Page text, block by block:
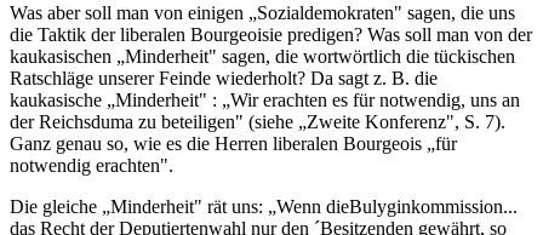
Was aber soll man von einigen „Sozialdemokraten" sagen, die uns
die Taktik der liberalen Bourgeoisie predigen? Was soll man von der
kaukasischen „Minderheit" sagen, die wortwörtlich die tückischen
Ratschläge unserer Feinde wiederholt? Da sagt z. B. die
kaukasische „Minderheit" : „Wir erachten es für notwendig, uns an
der Reichsduma zu beteiligen" (siehe „Zweite Konferenz", S. 7).
Ganz genau so, wie es die Herren liberalen Bourgeois „für
notwendig erachten".
Die gleiche „Minderheit" rät uns: „Wenn dieBulyginkommission...
das Recht der Deputiertenwahl nur den ´Besitzenden gewährt, so